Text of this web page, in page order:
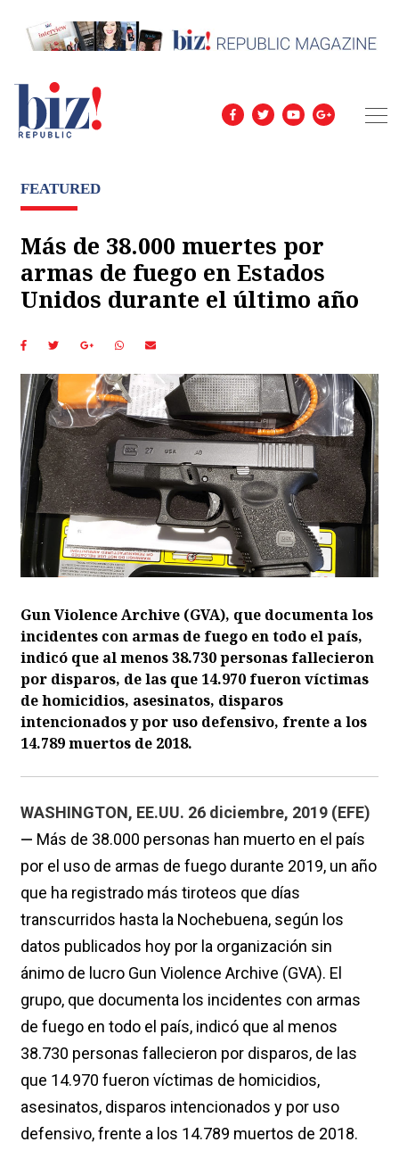
FEATURED
Más de 38.000 muertes por
armas de fuego en Estados
Unidos durante el último año
Gun Violence Archive (GVA), que documenta los
incidentes con armas de fuego en todo el país,
indicó que al menos 38.730 personas fallecieron
por disparos, de las que 14.970 fueron víctimas
de homicidios, asesinatos, disparos
intencionados y por uso defensivo, frente a los
14.789 muertos de 2018.
WASHINGTON, EE.UU. 26 diciembre, 2019 (EFE)
— Más de 38.000 personas han muerto en el país
por el uso de armas de fuego durante 2019, un año
que ha registrado más tiroteos que días
transcurridos hasta la Nochebuena, según los
datos publicados hoy por la organización sin
ánimo de lucro Gun Violence Archive (GVA). El
grupo, que documenta los incidentes con armas
de fuego en todo el país, indicó que al menos
38.730 personas fallecieron por disparos, de las
que 14.970 fueron víctimas de homicidios,
asesinatos, disparos intencionados y por uso
defensivo, frente a los 14.789 muertos de 2018.